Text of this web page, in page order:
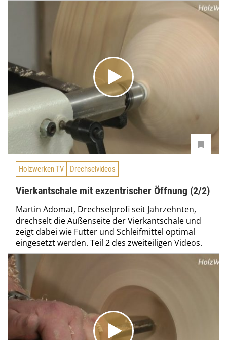
Holzwerken TV Drechselvideos
Vierkantschale mit exzentrischer Öffnung (2/2)
Martin Adomat, Drechselprofi seit Jahrzehnten,
drechselt die Außenseite der Vierkantschale und
zeigt dabei wie Futter und Schleifmittel optimal
eingesetzt werden. Teil 2 des zweiteiligen Videos.